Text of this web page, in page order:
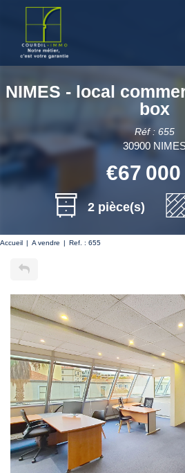
NIMES - local
box
Réf : 655
30900
€67 000
2 pièce(s)
Accueil A vendre Ref. : 655